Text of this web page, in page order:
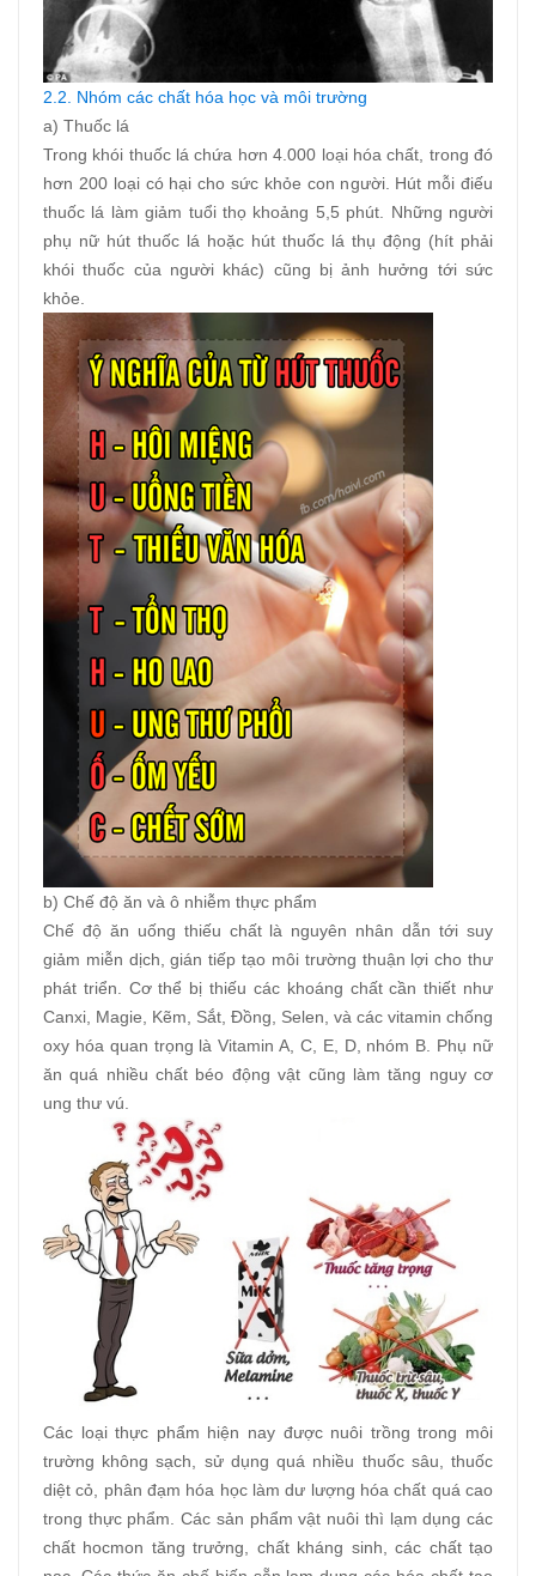
2.2. Nhóm các chất hóa học và môi trường
a) Thuốc lá
Trong khói thuốc lá chứa hơn 4.000 loại hóa chất, trong đó
hơn 200 loại có hại cho sức khỏe con người. Hút mỗi điếu
thuốc lá làm giảm tuổi thọ khoảng 5,5 phút. Những người
phụ nữ hút thuốc lá hoặc hút thuốc lá thụ động (hít phải
khói thuốc của người khác) cũng bị ảnh hưởng tới sức
khỏe.
b) Chế độ ăn và ô nhiễm thực phẩm
Chế độ ăn uống thiếu chất là nguyên nhân dẫn tới suy
giảm miễn dịch, gián tiếp tạo môi trường thuận lợi cho thư
phát triển. Cơ thể bị thiếu các khoáng chất cần thiết như
Canxi, Magie, Kẽm, Sắt, Đồng, Selen, và các vitamin chống
oxy hóa quan trọng là Vitamin A, C, E, D, nhóm B. Phụ nữ
ăn quá nhiều chất béo động vật cũng làm tăng nguy cơ
ung thư vú.
Các loại thực phẩm hiện nay được nuôi trồng trong môi
trường không sạch, sử dụng quá nhiều thuốc sâu, thuốc
diệt cỏ, phân đạm hóa học làm dư lượng hóa chất quá cao
trong thực phẩm. Các sản phẩm vật nuôi thì lạm dụng các
chất hocmon tăng trưởng, chất kháng sinh, các chất tạo